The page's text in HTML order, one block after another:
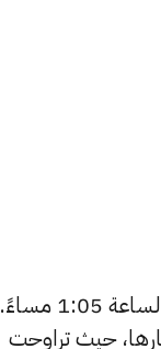
يبحث الكثيرون عن سعر الدرهم الإماراتي اليوم في مصر بتاريخ الثلاثاء 20 أغسطس الساعة 1:05 مساءً.
حيث تراوحت